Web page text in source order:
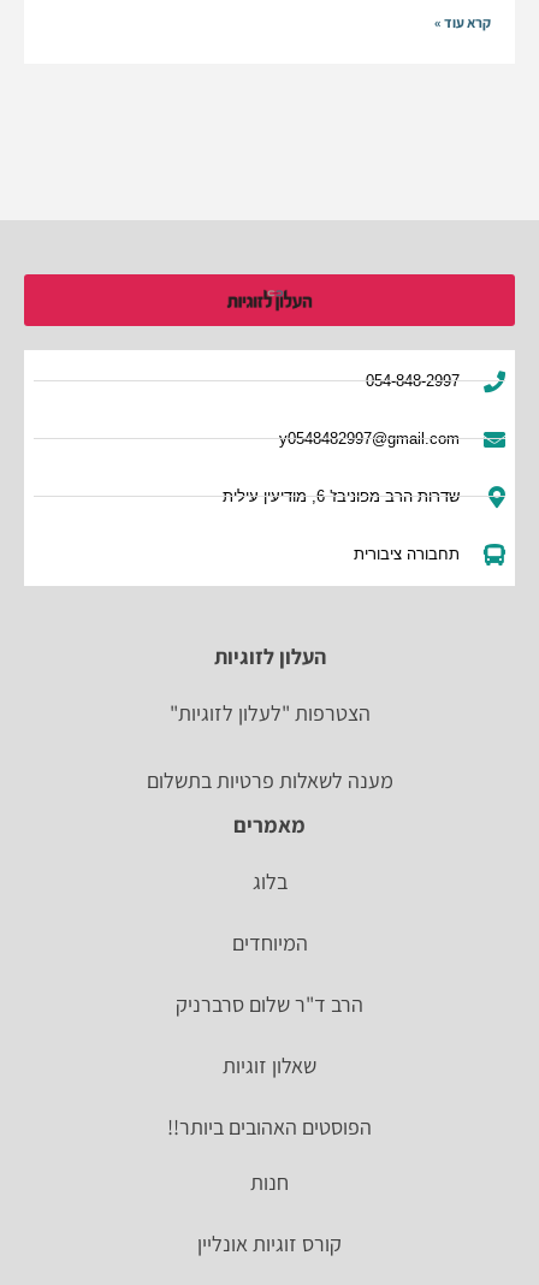
קרא עוד »
054-848-2997
y0548482997@gmail.com
שדרות הרב מפוניבז' 6, מודיעין עילית
תחבורה ציבורית
העלון לזוגיות
הצטרפות "לעלון לזוגיות"
מענה לשאלות פרטיות בתשלום
מאמרים
בלוג
המיוחדים
הרב ד"ר שלום סרברניק
שאלון זוגיות
הפוסטים האהובים ביותר!!
חנות
קורס זוגיות אונליין